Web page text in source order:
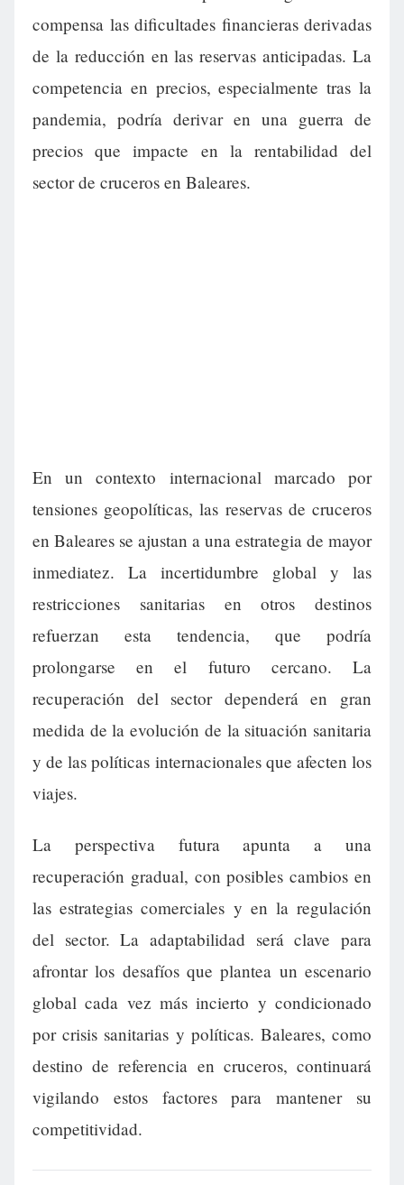
compensa las dificultades financieras derivadas
de la reducción en las reservas anticipadas. La
competencia en precios, especialmente tras la
pandemia, podría derivar en una guerra de
precios que impacte en la rentabilidad del
sector de cruceros en Baleares.
En un contexto internacional marcado por
tensiones geopolíticas, las reservas de cruceros
en Baleares se ajustan a una estrategia de mayor
inmediatez. La incertidumbre global y las
restricciones sanitarias en otros destinos
refuerzan esta tendencia, que podría
prolongarse en el futuro cercano. La
recuperación del sector dependerá en gran
medida de la evolución de la situación sanitaria
y de las políticas internacionales que afecten los
viajes.
La perspectiva futura apunta a una
recuperación gradual, con posibles cambios en
las estrategias comerciales y en la regulación
del sector. La adaptabilidad será clave para
afrontar los desafíos que plantea un escenario
global cada vez más incierto y condicionado
por crisis sanitarias y políticas. Baleares, como
destino de referencia en cruceros, continuará
vigilando estos factores para mantener su
competitividad.